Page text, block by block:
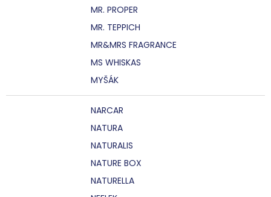
MR. PROPER
MR. TEPPICH
MR&MRS FRAGRANCE
MS WHISKAS
MYŠÁK
NARCAR
NATURA
NATURALIS
NATURE BOX
NATURELLA